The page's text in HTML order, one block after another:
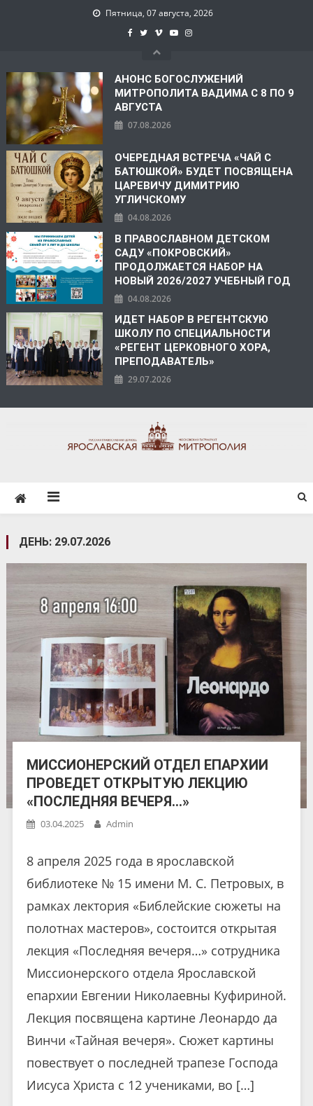
Пятница, 07 августа, 2026
АНОНС БОГОСЛУЖЕНИЙ
МИТРОПОЛИТА ВАДИМА С 8 ПО 9
АВГУСТА
07.08.2026
ОЧЕРЕДНАЯ ВСТРЕЧА «ЧАЙ С
БАТЮШКОЙ» БУДЕТ ПОСВЯЩЕНА
ЦАРЕВИЧУ ДИМИТРИЮ
УГЛИЧСКОМУ
04.08.2026
В ПРАВОСЛАВНОМ ДЕТСКОМ
САДУ «ПОКРОВСКИЙ»
ПРОДОЛЖАЕТСЯ НАБОР НА
НОВЫЙ 2026/2027 УЧЕБНЫЙ ГОД
04.08.2026
ИДЕТ НАБОР В РЕГЕНТСКУЮ
ШКОЛУ ПО СПЕЦИАЛЬНОСТИ
«РЕГЕНТ ЦЕРКОВНОГО ХОРА,
ПРЕПОДАВАТЕЛЬ»
29.07.2026
ДЕНЬ: 29.07.2026
МИССИОНЕРСКИЙ ОТДЕЛ ЕПАРХИИ
ПРОВЕДЕТ ОТКРЫТУЮ ЛЕКЦИЮ
«ПОСЛЕДНЯЯ ВЕЧЕРЯ…»
03.04.2025 Admin
8 апреля 2025 года в ярославской
библиотеке № 15 имени М. С. Петровых, в
рамках лектория «Библейские сюжеты на
полотнах мастеров», состоится открытая
лекция «Последняя вечеря…» сотрудника
Миссионерского отдела Ярославской
епархии Евгении Николаевны Куфириной.
Лекция посвящена картине Леонардо да
Винчи «Тайная вечеря». Сюжет картины
повествует о последней трапезе Господа
Иисуса Христа с 12 учениками, во […]